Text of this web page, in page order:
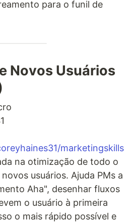
para o funil de
Novos Usuários
marketingskills
na otimização de todo o
usuários. Ajuda PMs a
Aha", desenhar fluxos
o usuário à primeira
o mais rápido possível e